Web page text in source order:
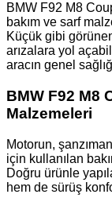
BMW F92 M8
bakım ve sarf
Küçük gibi
arızalara yol
aracın genel
BMW F92 M8
Malzemeleri
Motorun,
için kullanılan
Doğru ürünle
hem de sürüş